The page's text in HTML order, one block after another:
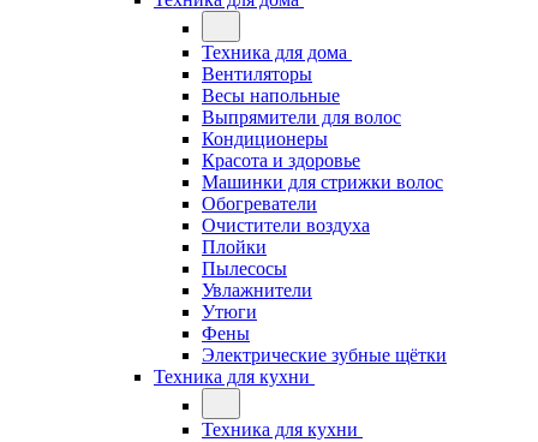
Техника для дома
Вентиляторы
Весы напольные
Выпрямители для волос
Кондиционеры
Красота и здоровье
Машинки для стрижки волос
Обогреватели
Очистители воздуха
Плойки
Пылесосы
Увлажнители
Утюги
Фены
Электрические зубные щётки
Техника для кухни
Техника для кухни